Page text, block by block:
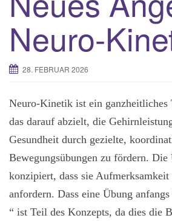
Neuro-
28. FEBRUAR 2026
Neuro-Kinetik ist ein ganzheitliches
das darauf abzielt, die
Gesundheit durch gezielte,
Bewegungsübungen zu fördern. Die
konzipiert, dass sie
anfordern. Dass eine Übung
“ ist Teil des Konzepts, da dies die